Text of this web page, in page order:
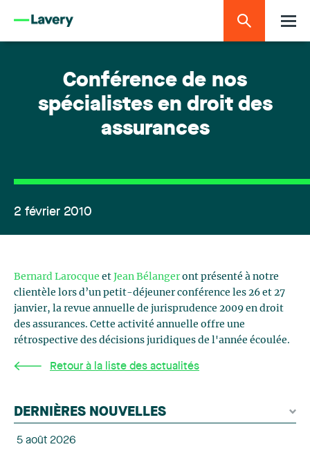
Conférence de nos
spécialistes en droit des
assurances
2 février 2010
Bernard Larocque et Jean Bélangeront présenté à notre
clientèle lors d’un petit-déjeuner conférence les 26 et 27
janvier, la revue annuelle de jurisprudence 2009 en droit
des assurances. Cette activité annuelle offre une
rétrospective des décisions juridiques de l'année écoulée.
Retour à la liste des actualités
DERNIÈRES NOUVELLES
5 août 2026